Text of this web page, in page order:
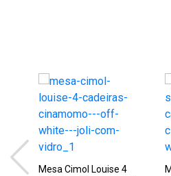
Mesa Cimol Louise 4